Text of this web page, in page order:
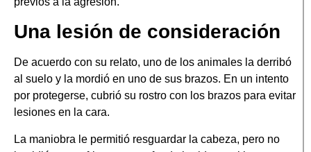
Una lesión de consideración
De acuerdo con su relato, uno de los animales la derribó
al suelo y la mordió en uno de sus brazos. En un intento
por protegerse, cubrió su rostro con los brazos para evitar
lesiones en la cara.
La maniobra le permitió resguardar la cabeza, pero no